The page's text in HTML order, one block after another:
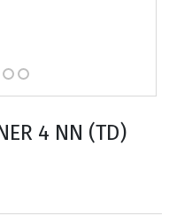
4 NN (TD)